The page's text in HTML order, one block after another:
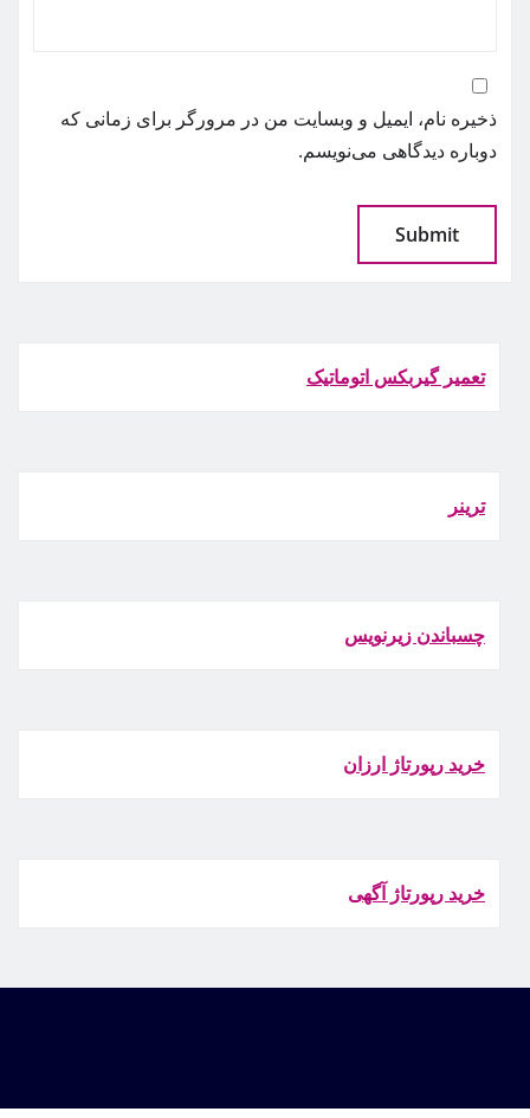
ذخیره نام، ایمیل و وبسایت من در مرورگر برای زمانی که
دوباره دیدگاهی می‌نویسم.
تعمیر گیربکس اتوماتیک
ترينر
چسباندن زيرنويس
خرید رپورتاژ ارزان
خرید رپورتاژ آگهی